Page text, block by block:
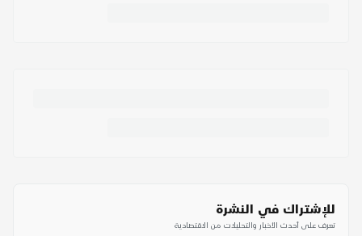
للإشتراك في النشرة
تعرف على أحدث الأخبار والتحليلات من الاقتصادية